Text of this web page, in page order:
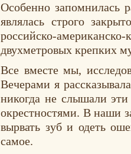
Особенно запомнилась
являлась строго
российско-
двухметровых крепких
Все вместе мы,
Вечерами я
никогда не слышали
окрестностями. В наши
вырвать зуб и одеть
самое.